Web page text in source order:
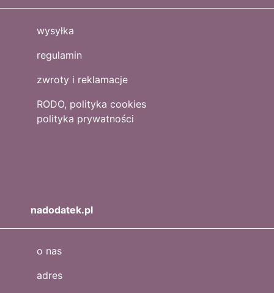
wysyłka
regulamin
zwroty i reklamacje
RODO, polityka cookies
polityka prywatności
nadodatek.pl
o nas
adres